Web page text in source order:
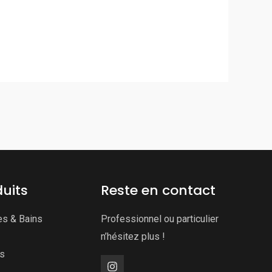
& Bains
Reste en contact
Professionnel ou particulier
n’hésitez plus !